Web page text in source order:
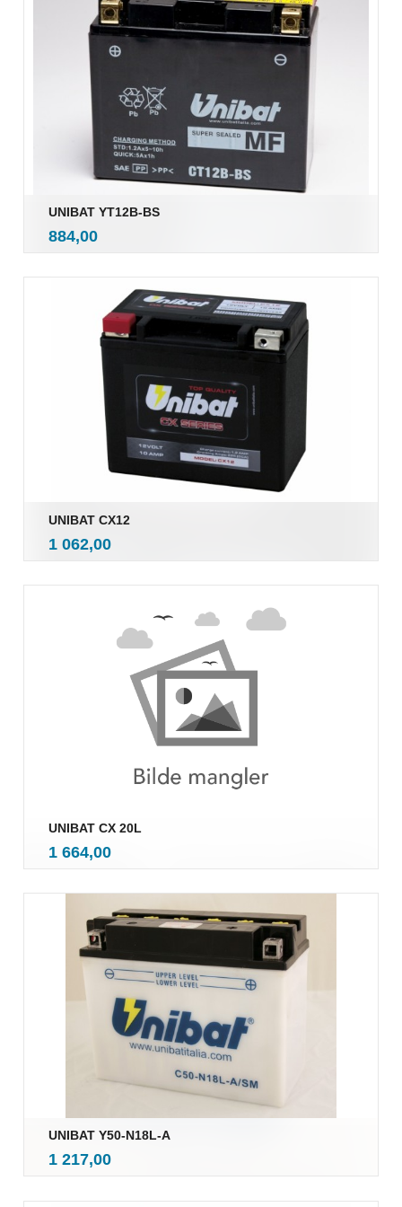
UNIBAT YT12B-BS
Pris
884,00mva.
UNIBAT CX12
Pris
1 062,00mva.
UNIBAT CX 20L
Pris
1 664,00mva.
UNIBAT Y50-N18L-A
Pris
1 217,00mva.